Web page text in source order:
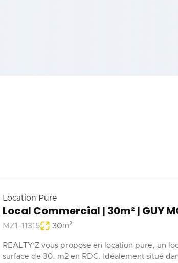
Location Pure
Local Commercial | 30m² | GUY
MZ1-11315 30m2
REALTY'Z vous propose en location pure, un
surface de 30. m2 en RDC. Idéalement situé